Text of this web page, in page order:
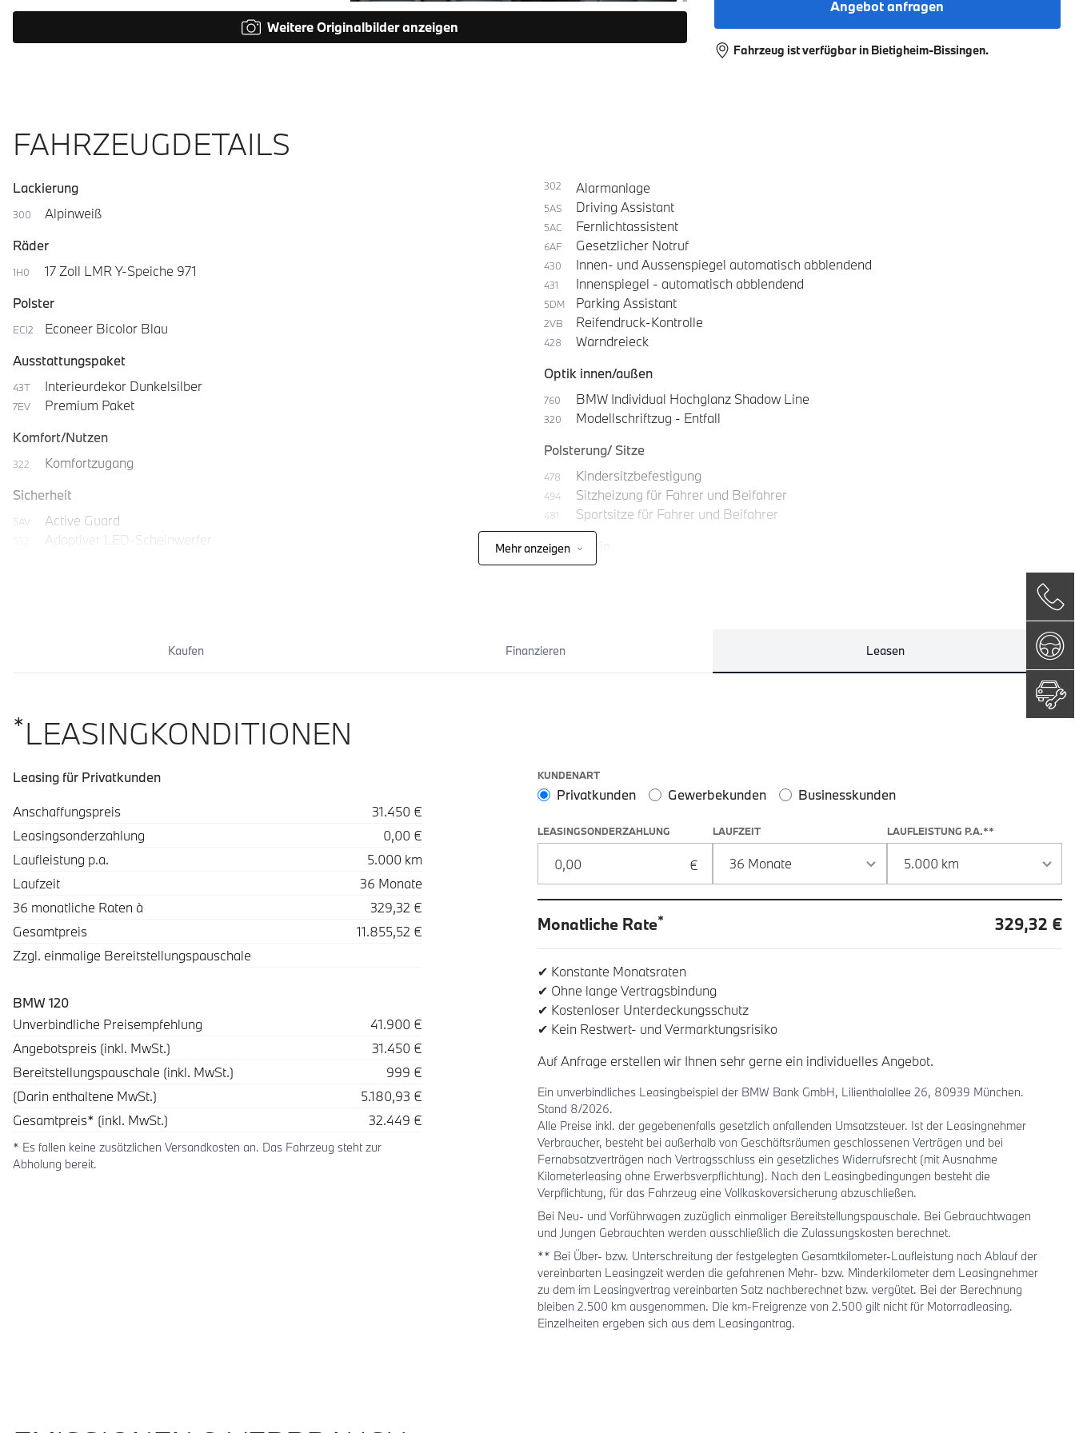
Weitere Originalbilder anzeigen
Angebot anfragen
Fahrzeug ist verfügbar in Bietigheim-Bissingen.
FAHRZEUGDETAILS
Lackierung
300
Alpinweiß
Räder
1H0
17 Zoll LMR Y-Speiche 971
Polster
ECI2
Econeer Bicolor Blau
Ausstattungspaket
43T Interieurdekor Dunkelsilber
7EV
Premium Paket
Komfort/Nutzen
322
Komfortzugang
Sicherheit
5AV Active Guard
Adaptiver LED-Scheinwerfer
302 Alarmanlage
5AS Driving Assistant
5AC Fernlichtassistent
6AF Gesetzlicher Notruf
430 Innen- und Aussenspiegel automatisch abblendend
431 Innenspiegel - automatisch abblendend
5DM Parking Assistant
2VB Reifendruck-Kontrolle
428
Warndreieck
Optik innen/außen
760 BMW Individual Hochglanz Shadow Line
320
Modellschriftzug - Entfall
Polsterung/ Sitze
478 Kindersitzbefestigung
494 Sitzheizung für Fahrer und Beifahrer
481
Sportsitze für Fahrer und Beifahrer
Multimedia
Mehr anzeigen
Kaufen Finanzieren Leasen
*LEASINGKONDITIONEN
Leasing für Privatkunden
SpezifikationWert
Anschaffungspreis
31.450 €
Leasingsonderzahlung
0,00 €
Laufleistung p.a.
5.000 km
Laufzeit
36 Monate
36 monatliche Raten à
329,32 €
Gesamtpreis
11.855,52 €
Zzgl. einmalige Bereitstellungspauschale
BMW 120
Beschreibung Betrag
Unverbindliche Preisempfehlung
41.900 €
Angebotspreis (inkl. MwSt.)
31.450 €
Bereitstellungspauschale (inkl. MwSt.)
999 €
(Darin enthaltene MwSt.)
5.180,93 €
Gesamtpreis* (inkl. MwSt.)
32.449 €
* Es fallen keine zusätzlichen Versandkosten an. Das Fahrzeug steht zur
Abholung bereit.
Leasingoptionen: Sonderzahlung und Laufzeit
KUNDENART
Privatkunden Gewerbekunden Businesskunden
LEASINGSONDERZAHLUNG LAUFZEIT LAUFLEISTUNG P.A.**
Monatliche Rate* 329,32 €
✔ Konstante Monatsraten
✔ Ohne lange Vertragsbindung
✔ Kostenloser Unterdeckungsschutz
✔ Kein Restwert- und Vermarktungsrisiko
Auf Anfrage erstellen wir Ihnen sehr gerne ein individuelles Angebot.
Ein unverbindliches Leasingbeispiel der BMW Bank GmbH, Lilienthalallee 26, 80939 München.
Stand 8/2026.
Alle Preise inkl. der gegebenenfalls gesetzlich anfallenden Umsatzsteuer. Ist der Leasingnehmer
Verbraucher, besteht bei außerhalb von Geschäftsräumen geschlossenen Verträgen und bei
Fernabsatzverträgen nach Vertragsschluss ein gesetzliches Widerrufsrecht (mit Ausnahme
Kilometerleasing ohne Erwerbsverpflichtung). Nach den Leasingbedingungen besteht die
Verpflichtung, für das Fahrzeug eine Vollkaskoversicherung abzuschließen.
Bei Neu- und Vorführwagen zuzüglich einmaliger Bereitstellungspauschale. Bei Gebrauchtwagen
und Jungen Gebrauchten werden ausschließlich die Zulassungskosten berechnet.
** Bei Über- bzw. Unterschreitung der festgelegten Gesamtkilometer-Laufleistung nach Ablauf der
vereinbarten Leasingzeit werden die gefahrenen Mehr- bzw. Minderkilometer dem Leasingnehmer
zu dem im Leasingvertrag vereinbarten Satz nachberechnet bzw. vergütet. Bei der Berechnung
bleiben 2.500 km ausgenommen. Die km-Freigrenze von 2.500 gilt nicht für Motorradleasing.
Einzelheiten ergeben sich aus dem Leasingantrag.